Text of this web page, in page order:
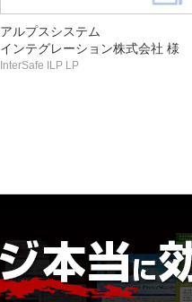
アルプスシステム
インテグレーション株式会社 様
InterSafe ILP LP